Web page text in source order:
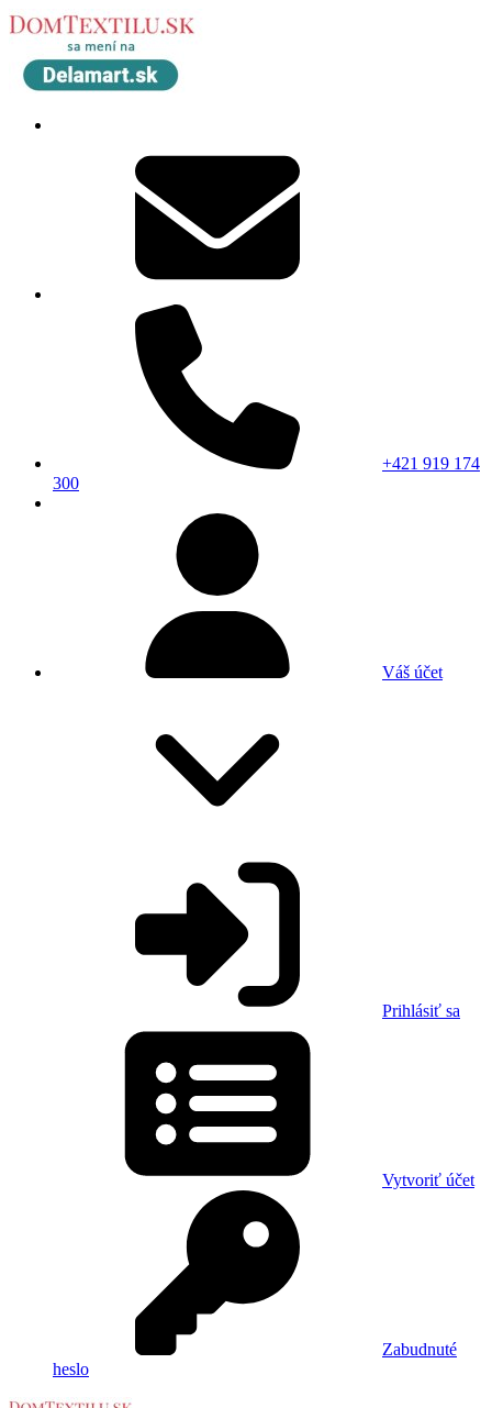
+421 919 174
300
Váš účet
Prihlásiť sa
Vytvoriť účet
Zabudnuté
heslo